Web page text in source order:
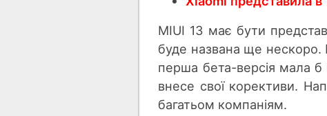
MIUI 13 має бути
буде названа ще
перша бета-версія мала б
внесе свої корективи.
багатьом компаніям.